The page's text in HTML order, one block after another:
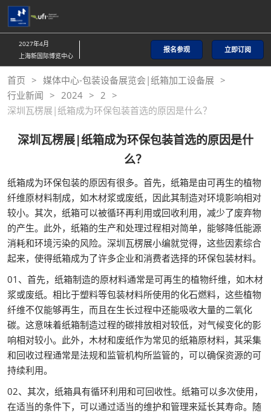
直
接
跳
至
内
容
2027年4月
上海新国际博览中心
报名参观 立即订阅
首页
媒体中心-包装设备展览会|纸箱加工设备展
行业新闻
2024
2
深圳瓦楞展|纸箱成为环保包装首选的原因是什么？
深圳瓦楞展|纸箱成为环保包装首选的原因是什
么？
纸箱成为环保包装的原因有很多。首先，纸箱是由可再生的植物
纤维原材料制成，如木材浆或废纸，因此其制造对环境影响相对
较小。其次，纸箱可以被循环再利用或回收利用，减少了废弃物
的产生。此外，纸箱的生产和处理过程相对简单，能够降低能源
消耗和环境污染的风险。深圳瓦楞展小编就觉得，这些因素综合
起来，使得纸箱成为了许多企业和消费者选择的环保包装材料。
01、首先，纸箱制造的原材料通常是可再生的植物纤维，如木材
浆或废纸。相比于塑料等包装材料所使用的化石燃料，这些植物
纤维不仅能够再生，而且在生长过程中还能吸收大量的二氧化
碳。这意味着纸箱制造过程的碳排放相对较低，对气候变化的影
响相对较小。此外，木材和废纸作为常见的纸箱原材料，其采集
和回收过程通常是法规和监管机构所监管的，可以确保资源的可
持续利用。
02、其次，纸箱具有循环利用和可回收性。纸箱可以多次使用，
在适当的条件下，可以通过适当的维护和管理来延长其寿命。随